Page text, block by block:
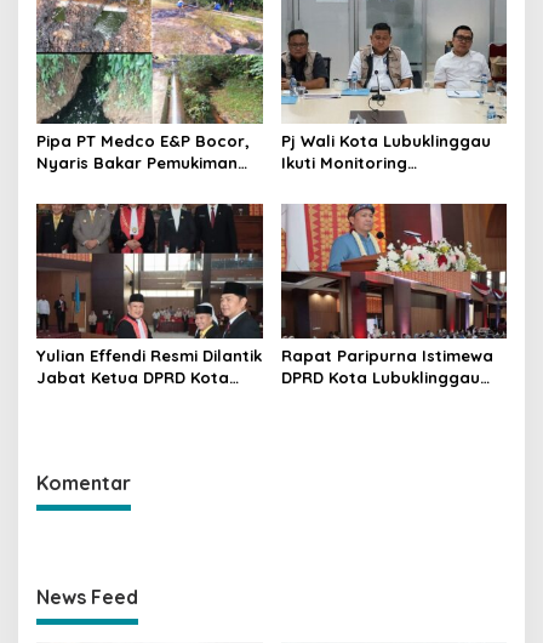
Lubuk Linggau
Pipa PT Medco E&P Bocor,
Nyaris Bakar Pemukiman
Pj Wali Kota Lubuklinggau
Ikuti Monitoring
dengan Pj Gubernur Sumsel
Yulian Effendi Resmi Dilantik
Jabat Ketua DPRD Kota
Rapat Paripurna Istimewa
DPRD Kota Lubuklinggau
Komentar
News Feed